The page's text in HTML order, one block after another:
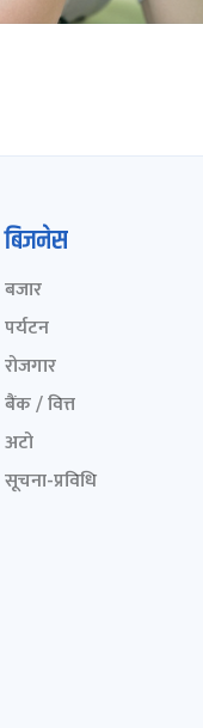
बिजनेस
बजार
पर्यटन
रोजगार
बैंक / वित्त
अटो
सूचना-प्रविधि